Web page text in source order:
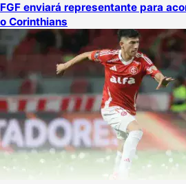
FGF enviará representante para
o Corinthians